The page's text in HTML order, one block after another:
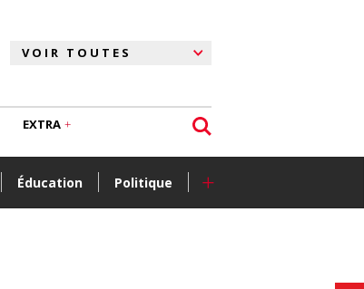
Éducation Politique +
EXTRA